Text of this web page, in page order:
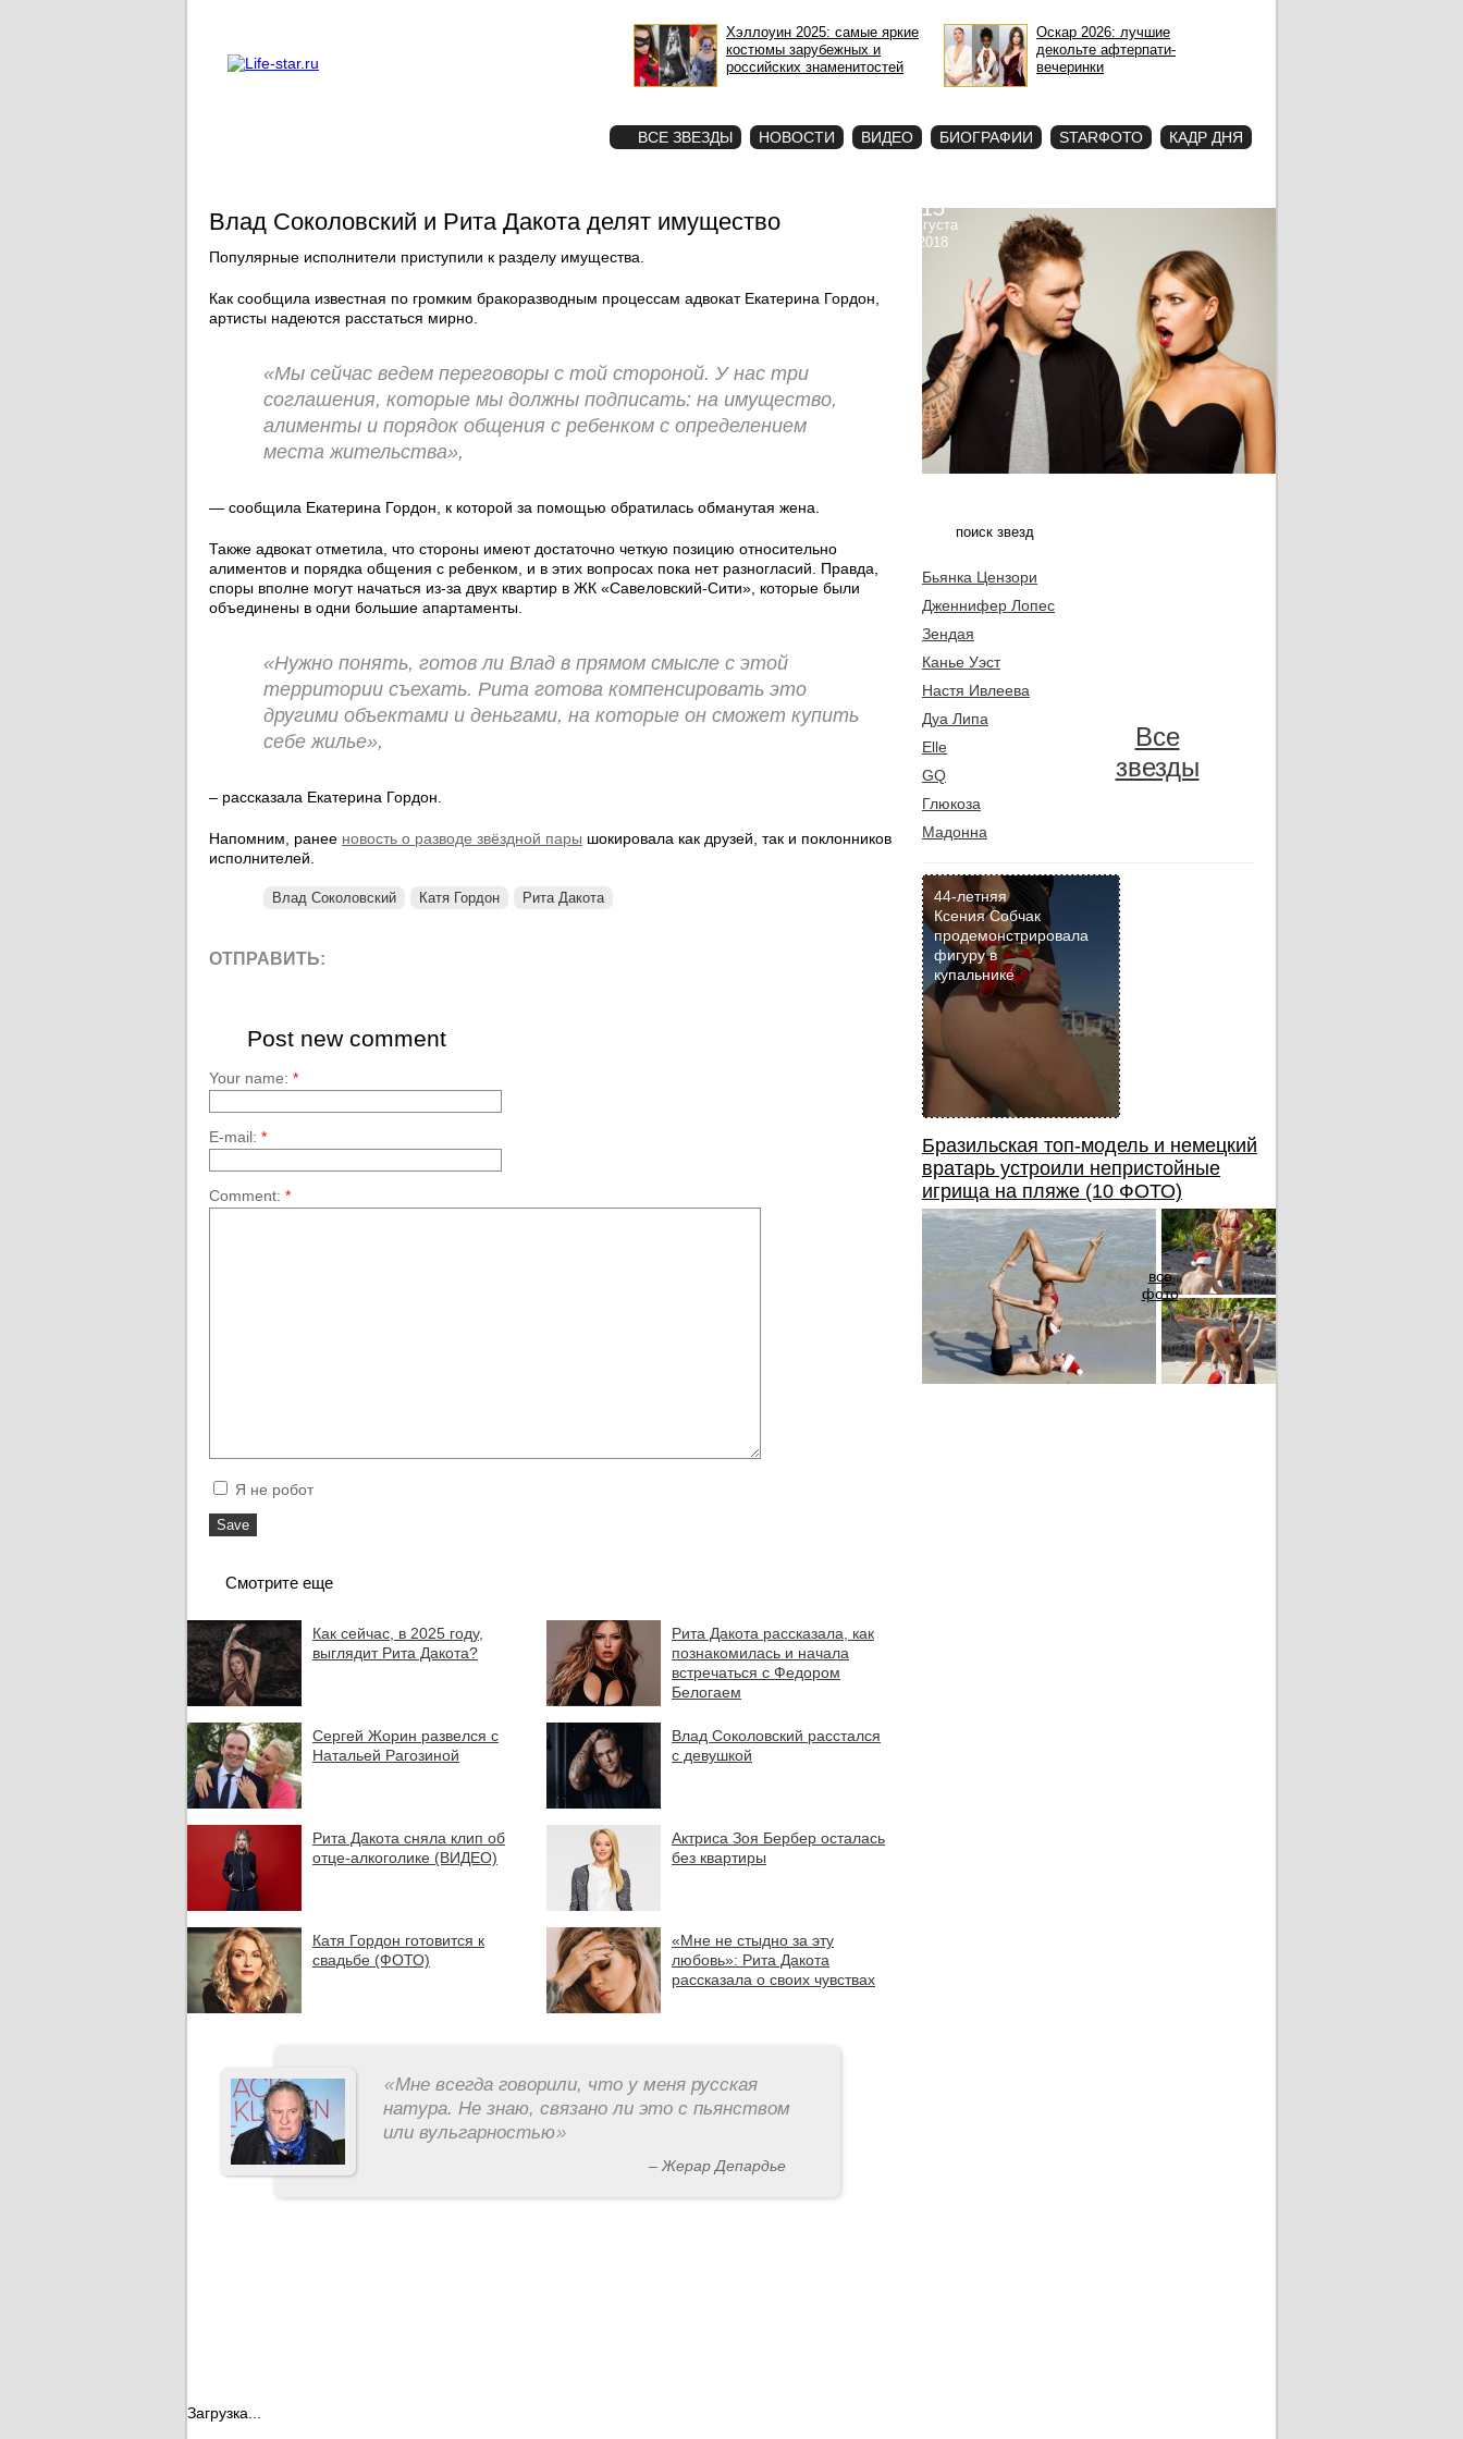
Хэллоуин 2025: самые яркие
костюмы зарубежных и
российских знаменитостей
Оскар 2026: лучшие
декольте афтерпати-
вечеринки
ВСЕ ЗВЕЗДЫ НОВОСТИ ВИДЕО БИОГРАФИИ STARФОТО КАДР ДНЯ
Влад Соколовский и Рита Дакота делят имущество
Популярные исполнители приступили к разделу имущества.
Как сообщила известная по громким бракоразводным процессам адвокат Екатерина Гордон,
артисты надеются расстаться мирно.
«Мы сейчас ведем переговоры с той стороной. У нас три
соглашения, которые мы должны подписать: на имущество,
алименты и порядок общения с ребенком с определением
места жительства»,
— сообщила Екатерина Гордон, к которой за помощью обратилась обманутая жена.
Также адвокат отметила, что стороны имеют достаточно четкую позицию относительно
алиментов и порядка общения с ребенком, и в этих вопросах пока нет разногласий. Правда,
споры вполне могут начаться из-за двух квартир в ЖК «Савеловский-Сити», которые были
объединены в одни большие апартаменты.
«Нужно понять, готов ли Влад в прямом смысле с этой
территории съехать. Рита готова компенсировать это
другими объектами и деньгами, на которые он сможет купить
себе жилье»,
– рассказала Екатерина Гордон.
Напомним, ранее новость о разводе звёздной пары шокировала как друзей, так и поклонников
исполнителей.
Влад Соколовский Катя Гордон Рита Дакота
ОТПРАВИТЬ:
Post new comment
Your name: *
E-mail: *
Comment: *
Я не робот
Смотрите еще
Как сейчас, в 2025 году,
выглядит Рита Дакота?
Рита Дакота рассказала, как
познакомилась и начала
встречаться с Федором
Белогаем
Сергей Жорин развелся с
Натальей Рагозиной
Влад Соколовский расстался
с девушкой
Рита Дакота сняла клип об
отце-алкоголике (ВИДЕО)
Актриса Зоя Бербер осталась
без квартиры
Катя Гордон готовится к
свадьбе (ФОТО)
«Мне не стыдно за эту
любовь»: Рита Дакота
рассказала о своих чувствах
«Мне всегда говорили, что у меня русская
натура. Не знаю, связано ли это с пьянством
или вульгарностью»
– Жерар Депардье
Загрузка...
15
августа
2018
Бьянка Цензори
Дженнифер Лопес
Зендая
Канье Уэст
Настя Ивлеева
Дуа Липа
Elle
GQ
Глюкоза
Мадонна
Все
звезды
44-летняя
Ксения Собчак
продемонстрировала
фигуру в
купальнике
Бразильская топ-модель и немецкий
вратарь устроили непристойные
игрища на пляже (10 ФОТО)
все
фото